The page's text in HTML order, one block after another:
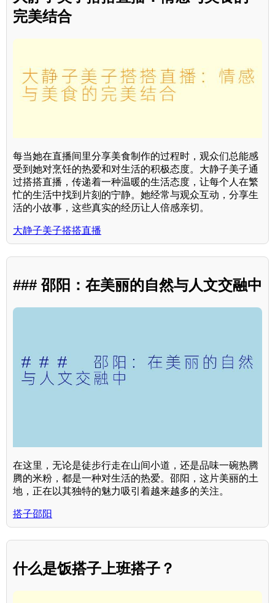
完美结合
每当她在直播间里分享美食制作的过程时，观众们总能感
受到她对烹饪的热爱和对生活的积极态度。大静子美子通
过搭搭直播，传递着一种温暖的生活态度，让每个人在繁
忙的生活中找到片刻的宁静。她经常与观众互动，分享生
活的小故事，这些真实的经历让人倍感亲切。
大静子美子搭搭直播
### 邵阳：在美丽的自然与人文交融中
在这里，无论是徒步行走在山间小道，还是品味一碗热腾
腾的米粉，都是一种对生活的热爱。邵阳，这片美丽的土
地，正在以其独特的魅力吸引着越来越多的关注。
搭子邵阳
什么是饭搭子上班搭子？